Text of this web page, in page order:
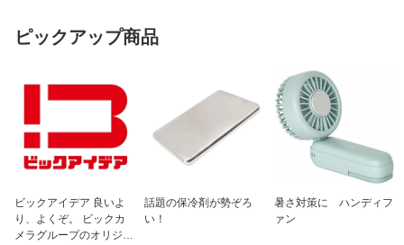
ピックアップ商品
ビックアイデア 良いよ
り、よくぞ。 ビックカ
メラグループのオリジナ
話題の保冷剤が勢ぞろ
い！
暑さ対策に ハンディフ
ァン